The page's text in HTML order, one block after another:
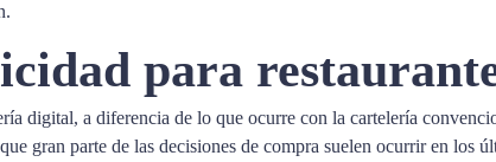
para
digital, a diferencia de lo que ocurre con la cartelería
gran parte de las decisiones de compra suelen ocurrir en